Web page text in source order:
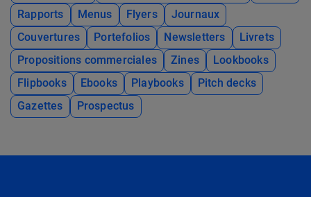
Rapports
Menus Flyers
Journaux
Couvertures
Portefolios Newsletters
Livrets
Propositions commerciales
Zines
Lookbooks
Flipbooks
Ebooks Playbooks
Pitch decks
Gazettes
Prospectus